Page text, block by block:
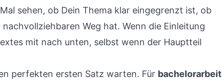
sehen, ob Dein Thema klar eingegrenzt ist, ob
Weg hat. Wenn die Einleitung
mit nach unten, selbst wenn der Hauptteil
perfekten ersten Satz warten. Für bachelorarbeit